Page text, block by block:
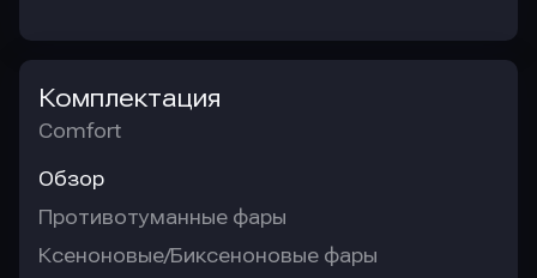
Комплектация
Comfort
Обзор
Противотуманные фары
Ксеноновые/Биксеноновые фары